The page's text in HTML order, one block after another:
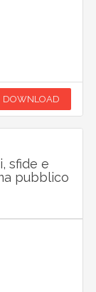
DOWNLOAD
sfide e
pubblico